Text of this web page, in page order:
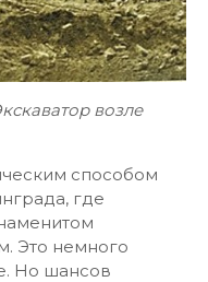
возле
способом
где
Это немного
Но шансов